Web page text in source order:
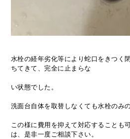
水栓の経年劣化等により蛇口をきつく
ちてきて、完全に止まらな
い状態でした。
洗面台自体を取替しなくても水栓のみ
この様に費用を抑えて対応することも
は、是非一度ご相談下さい。